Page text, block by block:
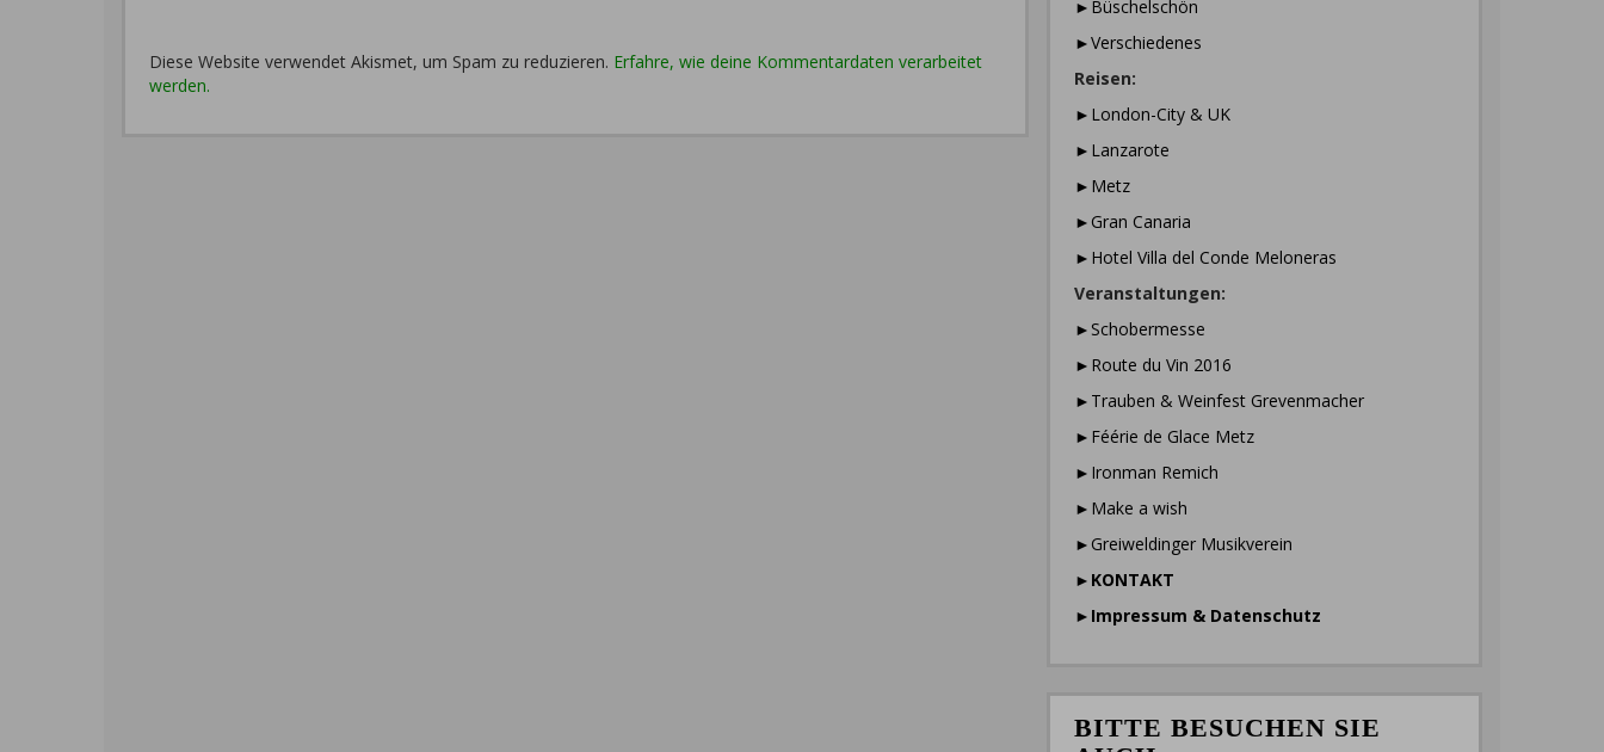
Diese Website verwendet Akismet, um Spam zu reduzieren. Erfahre, wie deine Kommentardaten verarbeitet
werden.
►Büschelschön
►Verschiedenes
Reisen:
►London-City & UK
►Lanzarote
►Metz
►Gran Canaria
►Hotel Villa del Conde Meloneras
Veranstaltungen:
►Schobermesse
►Route du Vin 2016
►Trauben & Weinfest Grevenmacher
►Féérie de Glace Metz
►Ironman Remich
►Make a wish
►Greiweldinger Musikverein
► KONTAKT
► Impressum & Datenschutz
BITTE BESUCHEN SIE